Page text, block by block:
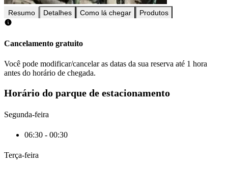
Resumo Detalhes Como lá chegar Produtos
Cancelamento gratuito
Você pode modificar/cancelar as datas da sua reserva até 1 hora
antes do horário de chegada.
Horário do parque de estacionamento
Segunda-feira
06:30 - 00:30
Terça-feira